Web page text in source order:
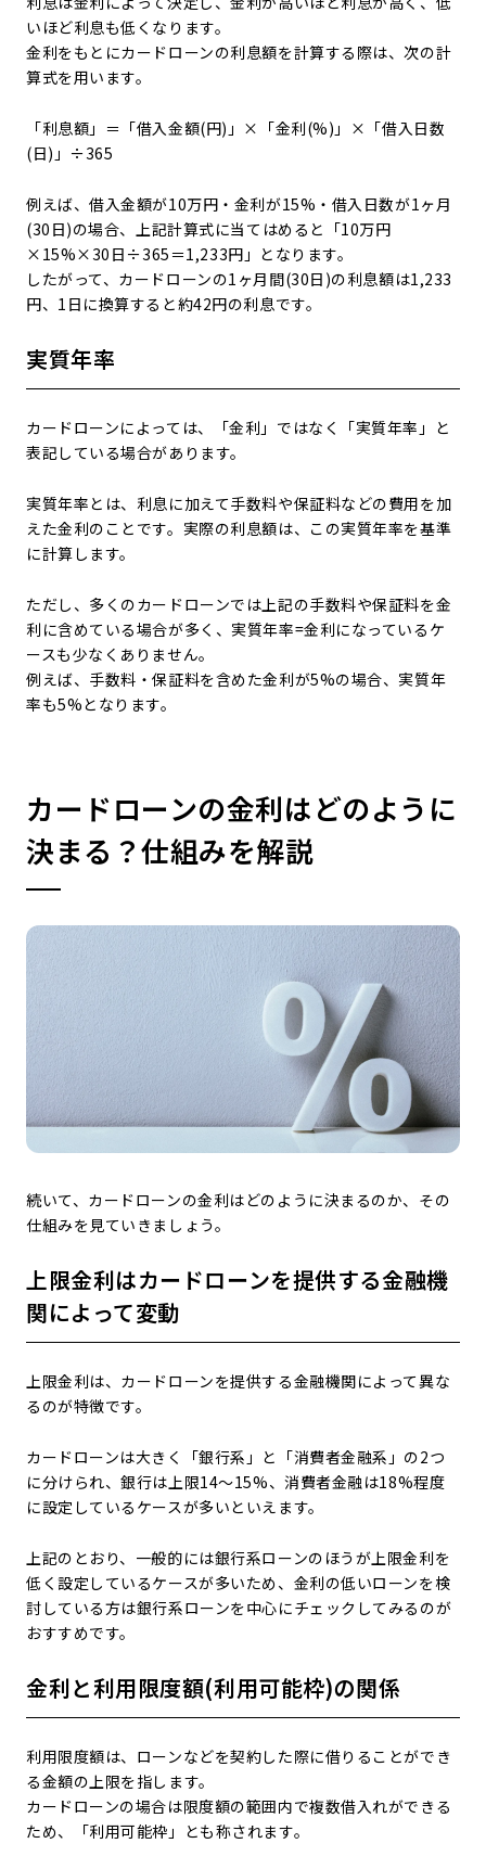
いほど利息も低くなります。
金利をもとにカードローンの利息額を計算する際は、次の計
算式を用います。
「利息額」＝「借入金額(円)」×「金利(%)」×「借入日数
(日)」÷365
例えば、借入金額が10万円・金利が15%・借入日数が1ヶ月
(30日)の場合、上記計算式に当てはめると「10万円
×15%×30日÷365＝1,233円」となります。
したがって、カードローンの1ヶ月間(30日)の利息額は1,233
円、1日に換算すると約42円の利息です。
実質年率
カードローンによっては、「金利」ではなく「実質年率」と
表記している場合があります。
実質年率とは、利息に加えて手数料や保証料などの費用を加
えた金利のことです。実際の利息額は、この実質年率を基準
に計算します。
ただし、多くのカードローンでは上記の手数料や保証料を金
利に含めている場合が多く、実質年率=金利になっているケ
ースも少なくありません。
例えば、手数料・保証料を含めた金利が5%の場合、実質年
率も5%となります。
カードローンの金利はどのように
決まる？仕組みを解説
続いて、カードローンの金利はどのように決まるのか、その
仕組みを見ていきましょう。
上限金利はカードローンを提供する金融機
関によって変動
上限金利は、カードローンを提供する金融機関によって異な
るのが特徴です。
カードローンは大きく「銀行系」と「消費者金融系」の2つ
に分けられ、銀行は上限14～15%、消費者金融は18%程度
に設定しているケースが多いといえます。
上記のとおり、一般的には銀行系ローンのほうが上限金利を
低く設定しているケースが多いため、金利の低いローンを検
討している方は銀行系ローンを中心にチェックしてみるのが
おすすめです。
金利と利用限度額(利用可能枠)の関係
利用限度額は、ローンなどを契約した際に借りることができ
る金額の上限を指します。
カードローンの場合は限度額の範囲内で複数借入れができる
ため、「利用可能枠」とも称されます。